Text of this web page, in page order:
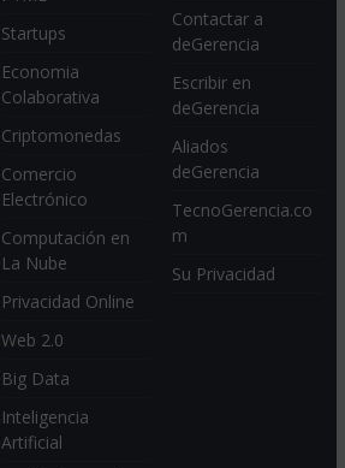
Startups
Economia
Colaborativa
Criptomonedas
Comercio
Electrónico
Computación en
La Nube
Privacidad Online
Web 2.0
Big Data
Inteligencia
Artificial
Contactar a
deGerencia
Escribir en
deGerencia
Aliados
deGerencia
TecnoGerencia.co
m
Su Privacidad